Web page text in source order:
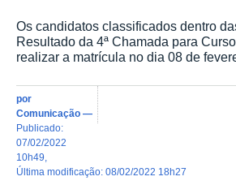
Os candidatos classificados dentro
Resultado da 4ª Chamada para
realizar a matrícula no dia 08 de
por
Comunicação —
publicado:
07/02/2022
10h49
última modificação: 08/02/2022 18h27